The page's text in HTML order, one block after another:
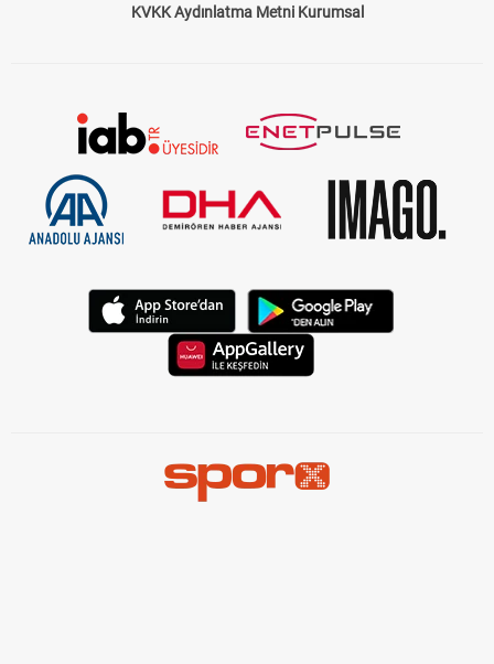
KVKK Aydınlatma Metni Kurumsal